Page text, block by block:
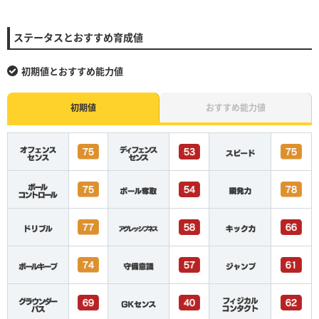
ステータスとおすすめ育成値
初期値とおすすめ能力値
初期値 おすすめ能力値